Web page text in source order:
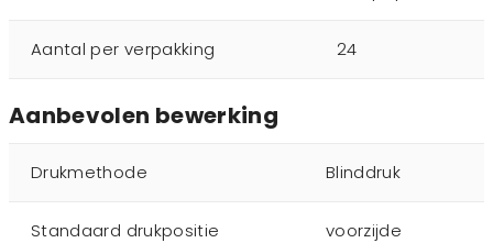
Aantal per verpakking 24
Aanbevolen bewerking
Drukmethode Blinddruk
Standaard drukpositie voorzijde